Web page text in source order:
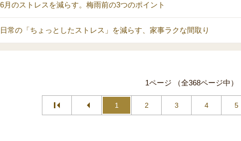
6月のストレスを減らす。梅雨前の3つのポイント
日常の「ちょっとしたストレス」を減らす、家事ラクな間取り
1ページ （全368ページ中）
1 2 3 4 5